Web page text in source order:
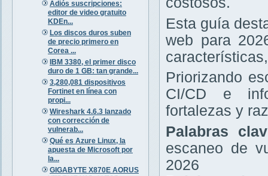
Adiós suscripciones:
editor de video gratuito
KDEn...
Los discos duros suben
de precio primero en
Corea ...
IBM 3380, el primer disco
duro de 1 GB: tan grande...
3,280,081 dispositivos
Fortinet en línea con
propi...
Wireshark 4.6.3 lanzado
con corrección de
vulnerab...
Qué es Azure Linux, la
apuesta de Microsoft por
la...
GIGABYTE X870E AORUS
Esta guía
web para
Priorizando
CI/CD e
fortalezas y
Palabras
escaneo de
2026